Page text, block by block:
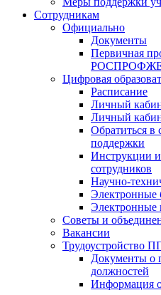
Сотрудникам
Официально
Документы
Первичная
Цифровая
Расписание
Личный
Личный
Обратиться в
поддержки
Инструкции
сотрудников
Научно-
Электронные
Электронные
Советы и
Вакансии
Трудоустройство
Документы о
должностей
Информация о